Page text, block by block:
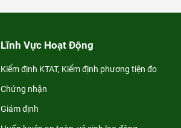
Lĩnh Vực Hoạt Động
Kiểm định KTAT, Kiểm định phương tiện đo
Chứng nhận
Giám định